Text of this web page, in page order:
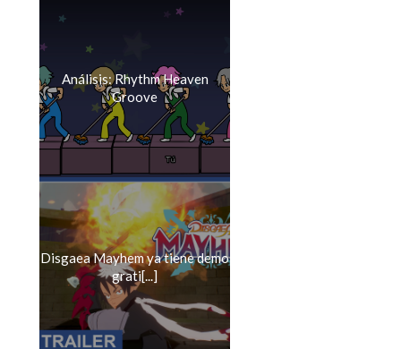
Análisis: Rhythm Heaven
Groove
Disgaea Mayhem ya tiene demo
grati[...]